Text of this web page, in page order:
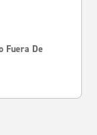
Fuera De